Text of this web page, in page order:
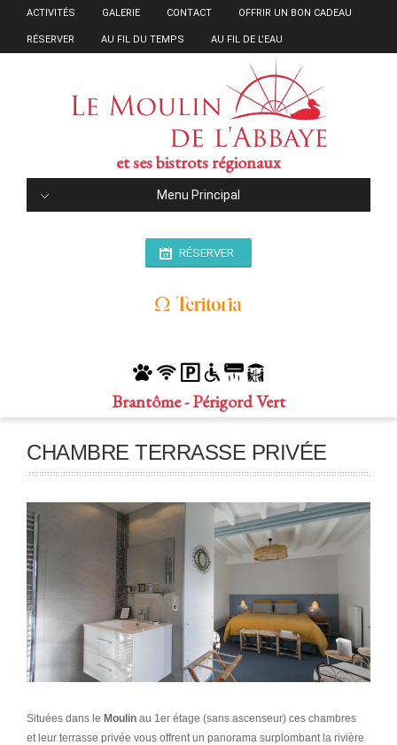
ACTIVITÉS GALERIE CONTACT OFFRIR UN BON CADEAU
RÉSERVER AU FIL DU TEMPS AU FIL DE L’EAU
et ses bistrots régionaux
Menu Principal
RÉSERVER
Brantôme - Périgord Vert
CHAMBRE TERRASSE PRIVÉE
Situées dans le Moulin au 1er étage (sans ascenseur) ces chambres
et leur terrasse privée vous offrent un panorama surplombant la rivière